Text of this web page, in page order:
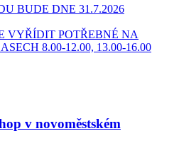
BUDE DNE 31.7.2026
VYŘÍDIT POTŘEBNÉ NA
8.00-12.00, 13.00-16.00
v novoměstském